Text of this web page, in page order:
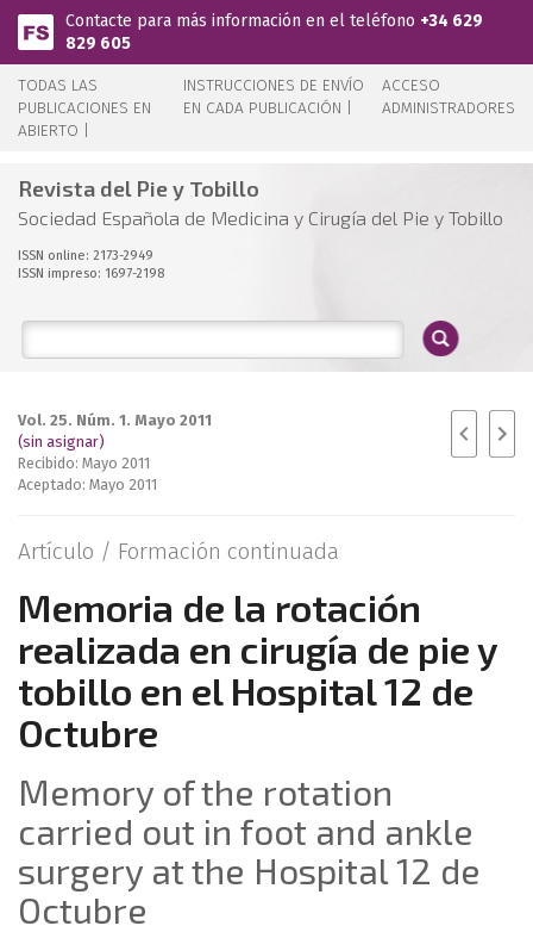
Pasar al contenido principal
Contacte para más información en el teléfono +34 629
829 605
TODAS LAS
PUBLICACIONES EN
ABIERTO |
INSTRUCCIONES DE ENVÍO
EN CADA PUBLICACIÓN |
ACCESO
ADMINISTRADORES
Revista del Pie y Tobillo
Sociedad Española de Medicina y Cirugía del Pie y Tobillo
ISSN online: 2173-2949
ISSN impreso: 1697-2198
Vol. 25. Núm. 1. Mayo 2011
(sin asignar)
Recibido: Mayo 2011
Aceptado: Mayo 2011
Artículo / Formación continuada
Memoria de la rotación
realizada en cirugía de pie y
tobillo en el Hospital 12 de
Octubre
Memory of the rotation
carried out in foot and ankle
surgery at the Hospital 12 de
Octubre